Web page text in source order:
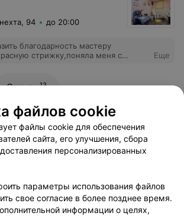
94 до 20:00
благодарность мастеру
стрижку,поняла меня с
Марине,которая и
чужой работы.Я ушла с хорошим
Вам огромное.Если кому- то
стрижку,окраску ,приходите в
небольшие деньги получите
Еще
Отзывы13
файлов cookie
файлы cookie для обеспечения
сайта, его улучшения, сбора
персонализированных
параметры использования файлов
свое согласие в более позднее время.
информации о целях,